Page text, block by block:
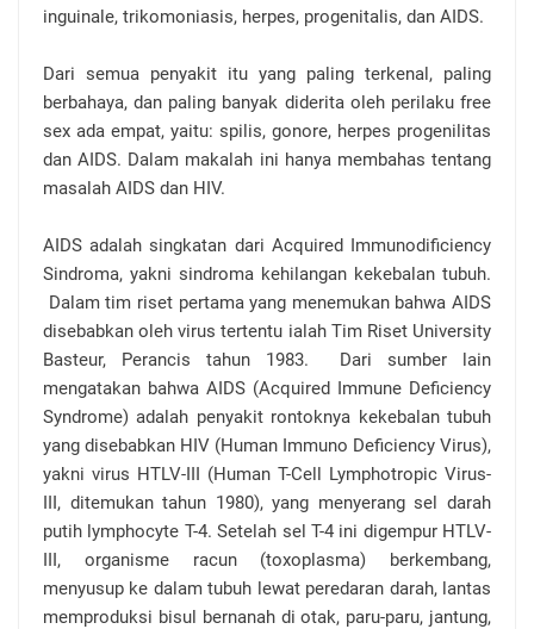
inguinale, trikomoniasis, herpes, progenitalis, dan AIDS.
Dari semua penyakit itu yang paling terkenal, paling
berbahaya, dan paling banyak diderita oleh perilaku free
sex ada empat, yaitu: spilis, gonore, herpes progenilitas
dan AIDS. Dalam makalah ini hanya membahas tentang
masalah AIDS dan HIV.
AIDS adalah singkatan dari Acquired Immunodificiency
Sindroma, yakni sindroma kehilangan kekebalan tubuh.
Dalam tim riset pertama yang menemukan bahwa AIDS
disebabkan oleh virus tertentu ialah Tim Riset University
Basteur, Perancis tahun 1983. Dari sumber lain
mengatakan bahwa AIDS (Acquired Immune Deficiency
Syndrome) adalah penyakit rontoknya kekebalan tubuh
yang disebabkan HIV (Human Immuno Deficiency Virus),
yakni virus HTLV-III (Human T-Cell Lymphotropic Virus-
III, ditemukan tahun 1980), yang menyerang sel darah
putih lymphocyte T-4. Setelah sel T-4 ini digempur HTLV-
III, organisme racun (toxoplasma) berkembang,
menyusup ke dalam tubuh lewat peredaran darah, lantas
memproduksi bisul bernanah di otak, paru-paru, jantung,